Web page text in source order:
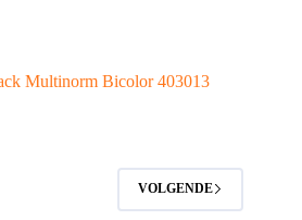
Multinorm Bicolor 403013
VOLGENDE